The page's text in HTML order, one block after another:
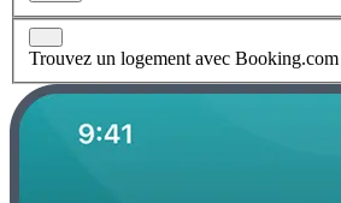
Trouvez un logement avec Booking.com